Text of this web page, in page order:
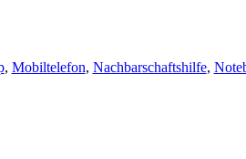
, Mobiltelefon, Nachbarschaftshilfe,